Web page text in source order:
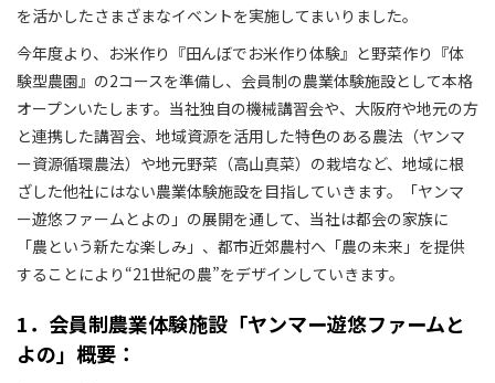
を活かしたさまざまなイベントを実施してまいりました。
今年度より、お米作り『田んぼでお米作り体験』と野菜作り『体
験型農園』の2コースを準備し、会員制の農業体験施設として本格
オープンいたします。当社独自の機械講習会や、大阪府や地元の方
と連携した講習会、地域資源を活用した特色のある農法（ヤンマ
ー資源循環農法）や地元野菜（高山真菜）の栽培など、地域に根
ざした他社にはない農業体験施設を目指していきます。「ヤンマ
ー遊悠ファームとよの」の展開を通して、当社は都会の家族に
「農という新たな楽しみ」、都市近郊農村へ「農の未来」を提供
することにより“21世紀の農”をデザインしていきます。
1．会員制農業体験施設「ヤンマー遊悠ファームと
よの」概要：